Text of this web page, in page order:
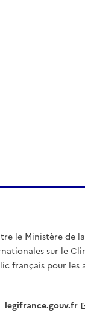
le Ministère de
sur le
français pour
legifrance.gouv.fr